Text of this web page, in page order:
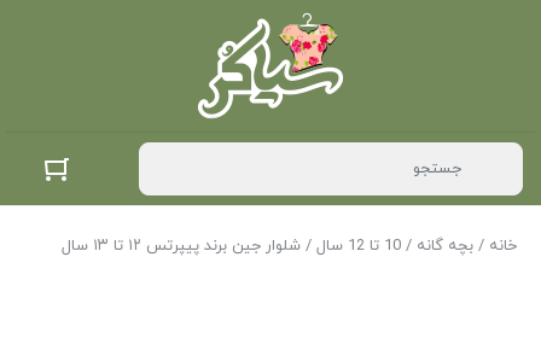
خانه / بچه گانه / 10 تا 12 سال / شلوار جین برند پیپرتس ۱۲ تا ۱۳ سال